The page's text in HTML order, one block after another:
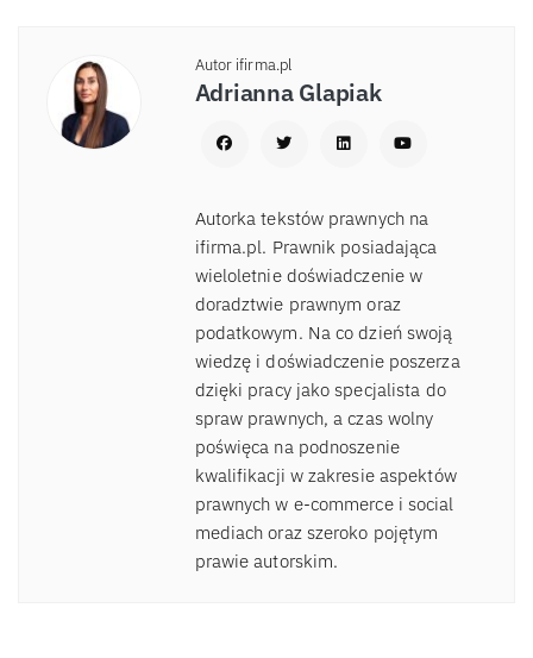
Autor ifirma.pl
Adrianna Glapiak
Autorka tekstów prawnych na
ifirma.pl. Prawnik posiadająca
wieloletnie doświadczenie w
doradztwie prawnym oraz
podatkowym. Na co dzień swoją
wiedzę i doświadczenie poszerza
dzięki pracy jako specjalista do
spraw prawnych, a czas wolny
poświęca na podnoszenie
kwalifikacji w zakresie aspektów
prawnych w e-commerce i social
mediach oraz szeroko pojętym
prawie autorskim.